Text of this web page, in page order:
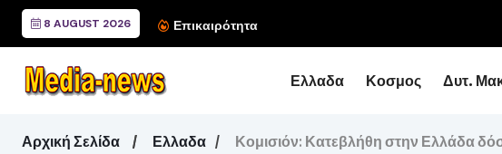
8 AUGUST 2026 Επικαιρότητα
Ελλαδα Κοσμος Δυτ.
Αρχική Σελίδα Ελλαδα Κομισιόν: Κατεβλήθη στην Ελλάδα